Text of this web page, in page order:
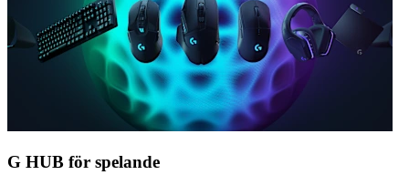
G HUB för spelande